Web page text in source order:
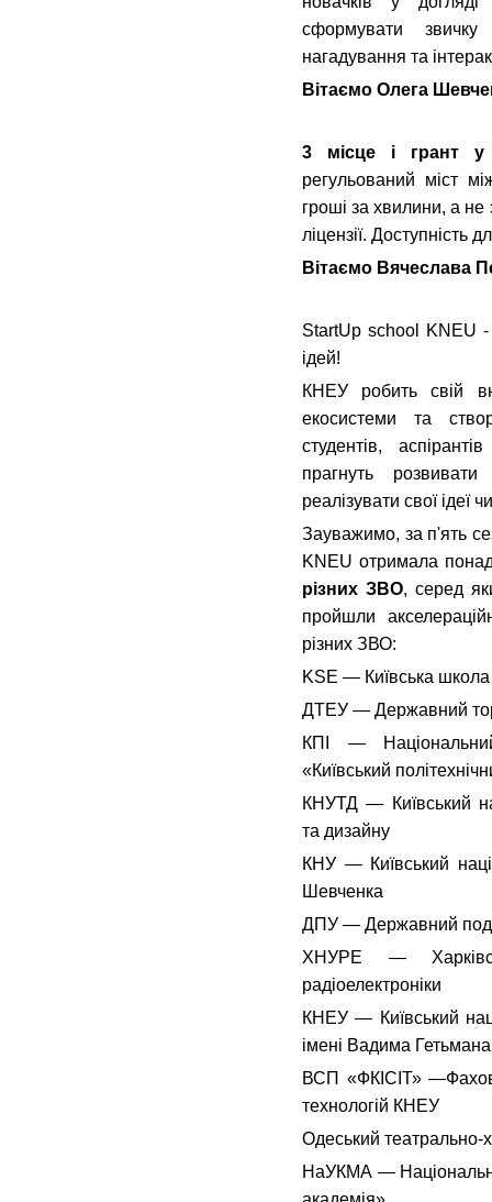
сформувати
нагадування та
Вітаємо Олега
3 місце і грант
регульований міст
гроші за хвилини, а не
ліцензії. Доступність
Вітаємо Вячеслава
StartUp school KNEU -
ідей!
КНЕУ робить свій
екосистеми та
студентів,
прагнуть
реалізувати свої ідеї
Зауважимо, за п'ять
KNEU отримала
різних ЗВО, серед
пройшли
різних ЗВО:
KSE — Київська школа
ДТЕУ — Державний
КПІ —
«Київський
КНУТД — Київський
та дизайну
КНУ — Київський
Шевченка
ДПУ — Державний
ХНУРЕ —
радіоелектроніки
КНЕУ — Київський
імені Вадима Гетьмана
ВСП «ФКІСІТ»
технологій КНЕУ
Одеський
НаУКМА —